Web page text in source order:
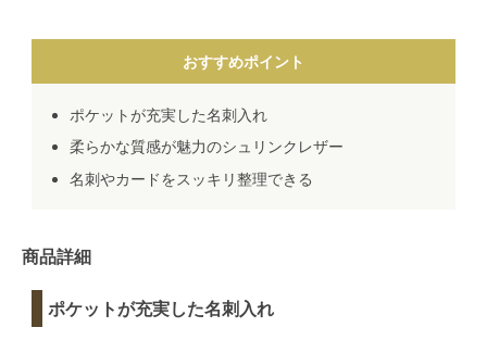
おすすめポイント
ポケットが充実した名刺入れ
柔らかな質感が魅力のシュリンクレザー
名刺やカードをスッキリ整理できる
商品詳細
ポケットが充実した名刺入れ